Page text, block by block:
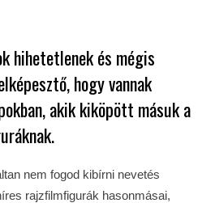
hihetetlenek és mégis
hogy vannak
akik kiköpött másuk a
nem fogod kibírni nevetés
rajzfilmfigurák hasonmásai,